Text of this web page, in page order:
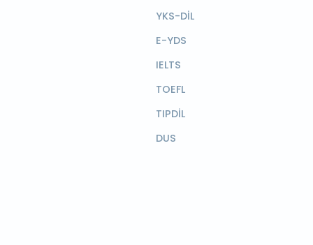
YKS-DİL
E-YDS
IELTS
TOEFL
TIPDİL
DUS